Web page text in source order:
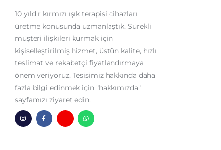
10 yıldır kırmızı ışık terapisi cihazları
üretme konusunda uzmanlaştık. Sürekli
müşteri ilişkileri kurmak için
kişiselleştirilmiş hizmet, üstün kalite, hızlı
teslimat ve rekabetçi fiyatlandırmaya
önem veriyoruz. Tesisimiz hakkında daha
fazla bilgi edinmek için "hakkımızda"
sayfamızı ziyaret edin.
I
n
F
a
m
W
h